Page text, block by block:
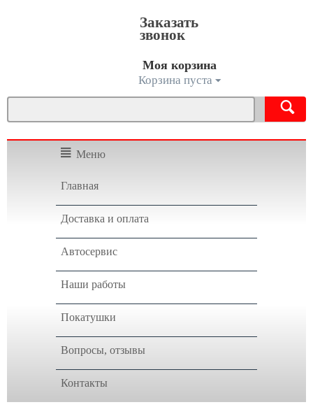
Заказать
звонок
Моя корзина
Корзина пуста
Меню
Главная
Доставка и оплата
Автосервис
Наши работы
Покатушки
Вопросы, отзывы
Контакты